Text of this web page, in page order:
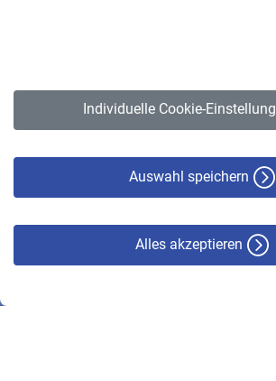
Individuelle Cookie-
Auswahl speichern
Alles akzeptieren
Erklärung zur Barrierefreiheit
© VBL 2026